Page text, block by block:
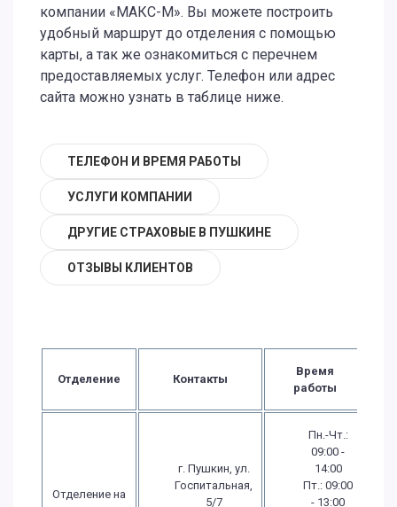
компании «МАКС-М». Вы можете построить
удобный маршрут до отделения с помощью
карты, а так же ознакомиться с перечнем
предоставляемых услуг. Телефон или адрес
сайта можно узнать в таблице ниже.
ТЕЛЕФОН И ВРЕМЯ РАБОТЫ
УСЛУГИ КОМПАНИИ
ДРУГИЕ СТРАХОВЫЕ В ПУШКИНЕ
ОТЗЫВЫ КЛИЕНТОВ
Отделение Контакты
Время
работы
Отделение на
г. Пушкин, ул.
Госпитальная,
5/7
Пн.-Чт.:
09:00 -
14:00
Пт.: 09:00
- 13:00